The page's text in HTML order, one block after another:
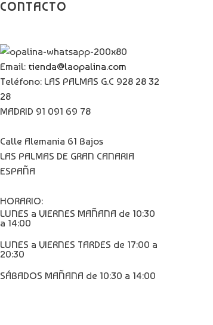
CONTACTO
Email: tienda@laopalina.com
Teléfono: LAS PALMAS G.C 928 28 32
28
MADRID 91 091 69 78
Calle Alemania 61 Bajos
LAS PALMAS DE GRAN CANARIA
ESPAÑA
HORARIO:
LUNES a VIERNES MAÑANA de 10:30
a 14:00
LUNES a VIERNES TARDES de 17:00 a
20:30
SÁBADOS MAÑANA de 10:30 a 14:00